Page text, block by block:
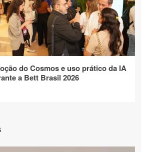
do Cosmos e uso prático da IA
a Bett Brasil 2026